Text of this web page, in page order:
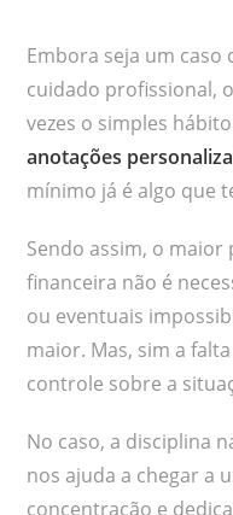
Embora seja um caso
cuidado profissional,
vezes o simples
anotações
mínimo já é algo que
Sendo assim, o
financeira não é
ou eventuais
maior. Mas, sim a
controle sobre a
No caso, a disciplina
nos ajuda a chegar a
concentração e